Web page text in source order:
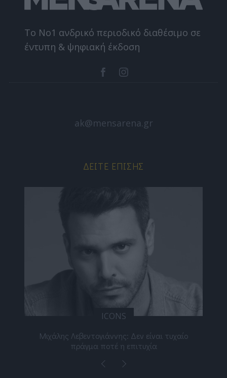
Το Nο1 ανδρικό περιοδικό διαθέσιμο σε
έντυπη & ψηφιακή έκδοση
ak@mensarena.gr
ΔΕΊΤΕ ΕΠΊΣΗΣ
ICONS
Μιχάλης Λεβεντογιάννης: Δεν είναι τυχαίο
πράγμα ποτέ η επιτυχία